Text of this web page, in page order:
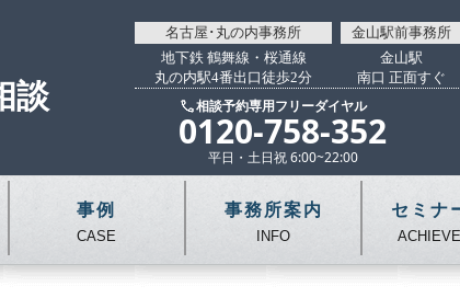
談
名古屋･丸の内事務所
地下鉄 鶴舞線・桜通線
丸の内駅4番出口徒歩2分
金山駅前事務所
金山駅
南口 正面すぐ
相談予約専用フリーダイヤル
0120-758-352
平日・土日祝 6:00~22:00
事例
CASE
事務所案内
INFO
セミナ